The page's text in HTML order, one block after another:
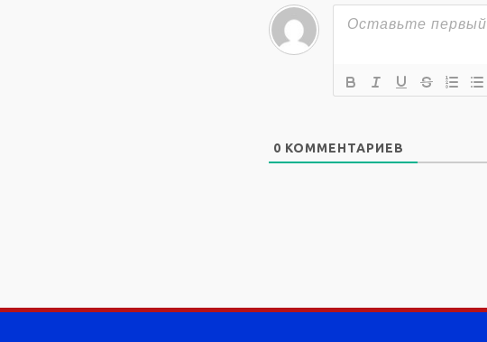
0 КОММЕНТАРИЕВ